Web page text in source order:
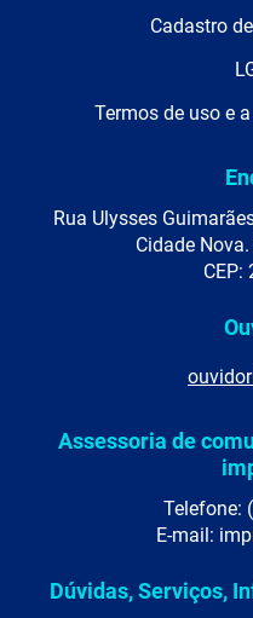
Cadastro
Termos de uso e
Rua Ulysses
Cidade
CEP:
Assessoria de
Telefone:
E-mail:
Dúvidas, Serviços,